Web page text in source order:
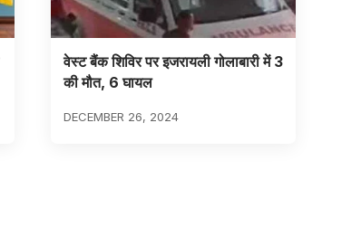
वेस्ट बैंक शिविर पर इजरायली गोलाबारी में 3
की मौत, 6 घायल
DECEMBER 26, 2024